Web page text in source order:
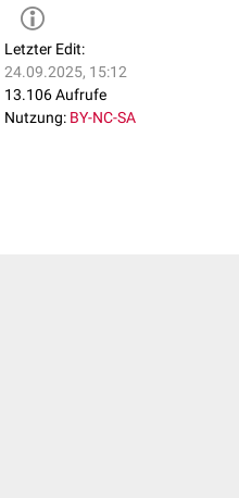
Letzter Edit:
24.09.2025, 15:12
13.106 Aufrufe
Nutzung: BY-NC-SA